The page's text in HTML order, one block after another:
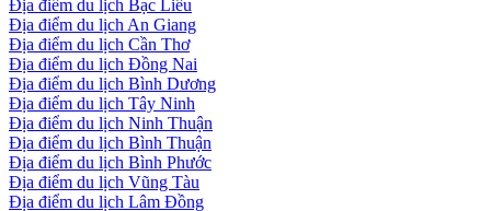
Địa điểm du lịch Bạc Liêu
Địa điểm du lịch An Giang
Địa điểm du lịch Cần Thơ
Địa điểm du lịch Đồng Nai
Địa điểm du lịch Bình Dương
Địa điểm du lịch Tây Ninh
Địa điểm du lịch Ninh Thuận
Địa điểm du lịch Bình Thuận
Địa điểm du lịch Bình Phước
Địa điểm du lịch Vũng Tàu
Địa điểm du lịch Lâm Đồng